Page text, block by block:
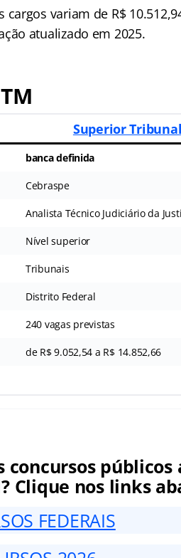
variam de R$
atualizado em 2025.
Superior
banca definida
Cebraspe
Analista Técnico Judiciário da
Nível superior
Tribunais
Distrito Federal
240 vagas previstas
de R$ 9.052,54 a R$ 14.852,66
públicos
Clique nos links
FEDERAIS